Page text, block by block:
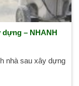
dựng – NHANH
nhà sau xây dựng